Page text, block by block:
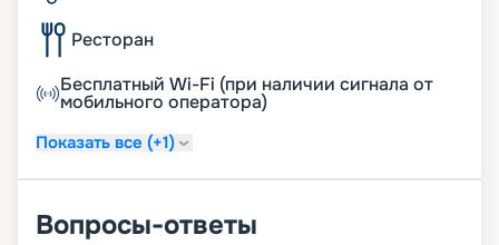
Ресторан
Бесплатный Wi-Fi (при наличии сигнала от
мобильного оператора)
Показать все (+1)
Вопросы-ответы